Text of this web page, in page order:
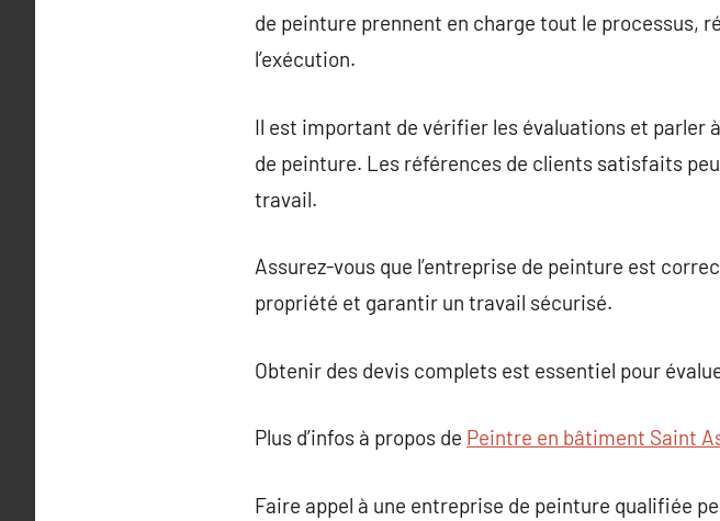
de peinture prennent en charge tout le processus,
l’exécution.
Il est important de vérifier les évaluations et parler
de peinture. Les références de clients satisfaits
travail.
Assurez-vous que l’entreprise de peinture est
propriété et garantir un travail sécurisé.
Obtenir des devis complets est essentiel pour
Plus d’infos à propos de Peintre en bâtiment Saint
Faire appel à une entreprise de peinture qualifiée